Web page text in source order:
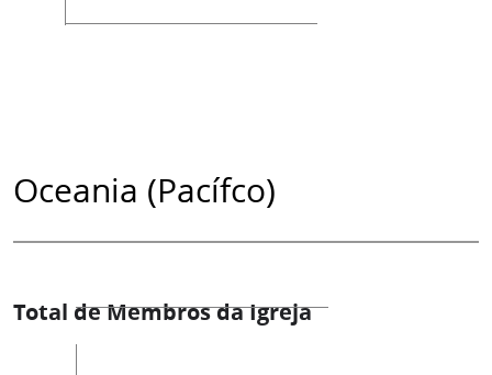
Oceania (Pacífco)
Total de Membros da Igreja